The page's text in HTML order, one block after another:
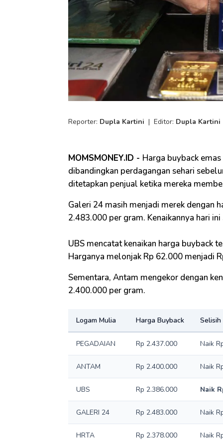
Reporter: Dupla Kartini | Editor: Dupla Kartini
MOMSMONEY.ID - Harga buyback
dibandingkan perdagangan sehari
ditetapkan penjual ketika mereka
Galeri 24 masih menjadi merek dengan
2.483.000 per gram. Kenaikannya hari
UBS mencatat kenaikan harga buyback
Harganya melonjak Rp 62.000 menjadi
Sementara, Antam mengekor dengan
2.400.000 per gram.
Logam Mulia Harga Buyback Selisih
PEGADAIAN Rp 2.437.000 Naik
ANTAM Rp 2.400.000 Naik
UBS Rp 2.386.000 Naik
GALERI 24 Rp 2.483.000 Naik
HRTA Rp 2.378.000 Naik